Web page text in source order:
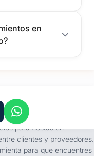
en
para fiestas en
clientes y proveedores.
para que encuentres